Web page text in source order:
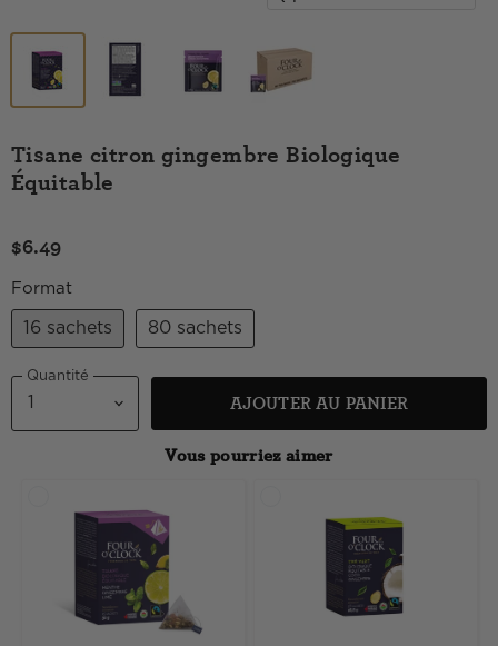
Tisane citron gingembre Biologique
Équitable
$6.49
Format
16 sachets 80 sachets
Quantité
AJOUTER AU PANIER
Vous pourriez aimer